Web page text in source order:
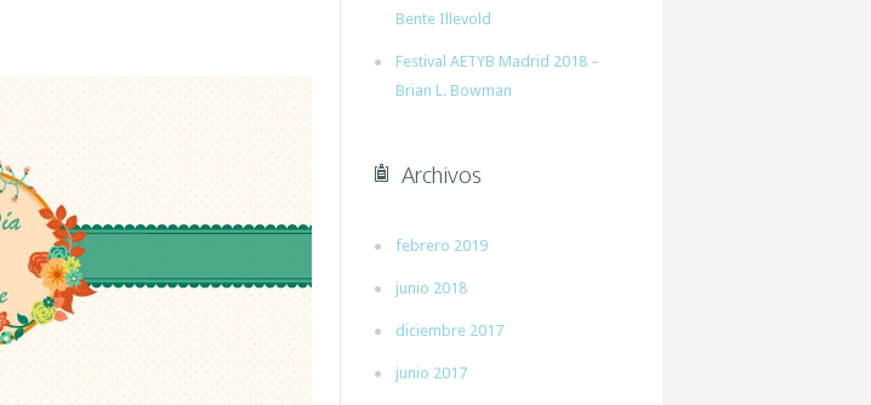
Bente Illevold
Festival AETYB Madrid 2018 –
Brian L. Bowman
Archivos
febrero 2019
junio 2018
diciembre 2017
junio 2017